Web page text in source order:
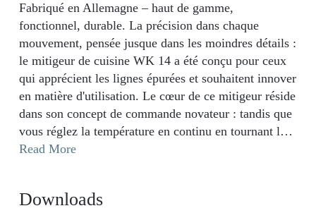
Fabriqué en Allemagne – haut de gamme,
fonctionnel, durable. La précision dans chaque
mouvement, pensée jusque dans les moindres détails :
le mitigeur de cuisine WK 14 a été conçu pour ceux
qui apprécient les lignes épurées et souhaitent innover
en matière d'utilisation. Le cœur de ce mitigeur réside
dans son concept de commande novateur : tandis que
vous réglez la température en continu en tournant le
corps profilé du mitigeur, le débit d’eau se contrôle
un rayon d’action complet de 360°, le modèle WK 14
Read More
Downloads